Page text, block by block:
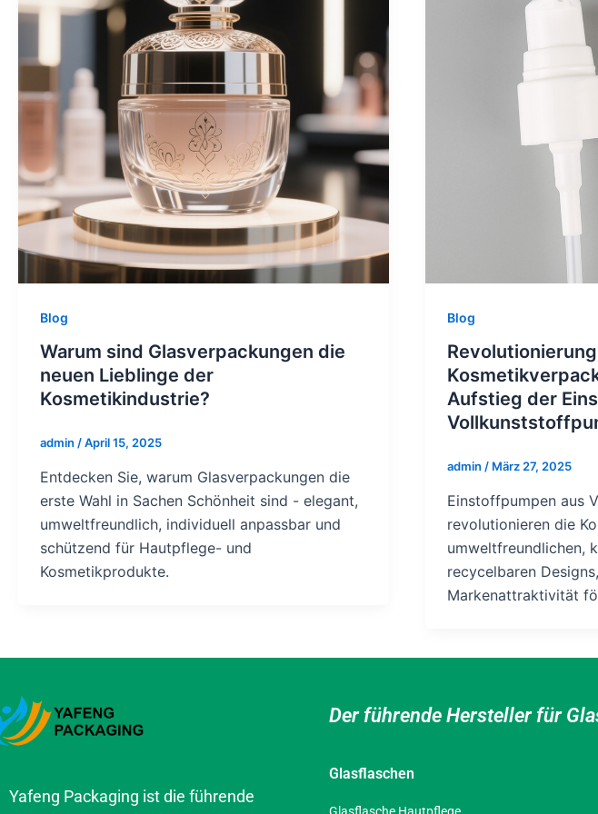
Blog
Warum sind Glasverpackungen die
neuen Lieblinge der
Kosmetikindustrie?
admin /April 15, 2025
Entdecken Sie, warum Glasverpackungen die
erste Wahl in Sachen Schönheit sind - elegant,
umweltfreundlich, individuell anpassbar und
schützend für Hautpflege- und
Kosmetikprodukte.
Blog
Aufstieg der
admin / März 27, 2025
Einstoffpumpen aus
revolutionieren die
umweltfreundlichen,
recycelbaren
Markenattraktivität
Yafeng Packaging ist die führende
Der führende Hersteller für
Glasflaschen